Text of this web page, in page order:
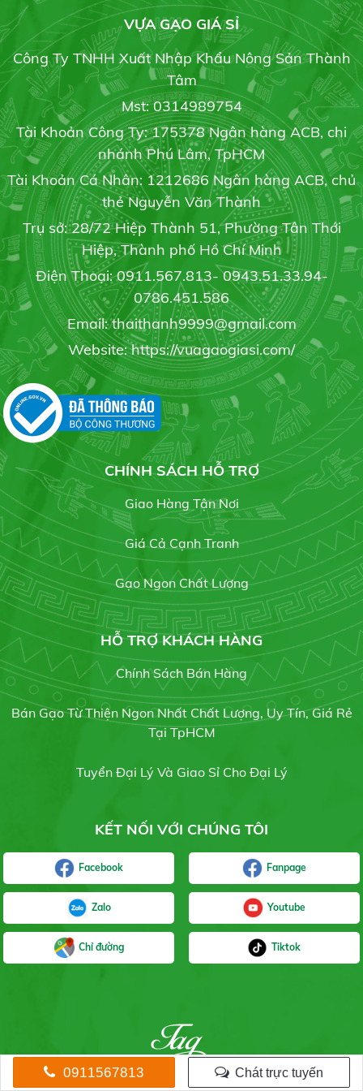
Gạo RI504
Liên hệ
Gạo bụi sữa
Liên hệ
Gạo hột Bụi Đỏ
Liên hệ
Gạo Lài Sữa
Liên hệ
Gạo Tài Nguyên Chợ Đào
Liên hệ
Tấm Tài Nguyên
Liên hệ
Liên hệ
BẢNG GIÁ GẠO HÔM NAY
21/07/2021
Gạo chuyên dùng cơm chiên
19/07/2021
Gạo sạch
17/07/2021
VỰA GẠO GIÁ SỈ
Công Ty TNHH Xuất Nhập Khẩu Nông Sản Thành
Tâm
Mst: 0314989754
Tài Khoản Công Ty: 175378 Ngân hàng ACB, chi
nhánh Phú Lâm, TpHCM
Tài Khoản Cá Nhân: 1212686 Ngân hàng ACB, chủ
thẻ Nguyễn Văn Thành
Trụ sở: 28/72 Hiệp Thành 51, Phường Tân Thới
Hiệp, Thành phố Hồ Chí Minh
Điện Thoại: 0911.567.813- 0943.51.33.94-
0786.451.586
Email: thaithanh9999@gmail.com
Website: https://vuagaogiasi.com/
CHÍNH SÁCH HỖ TRỢ
Giao Hàng Tận Nơi
Giá Cả Cạnh Tranh
Gạo Ngon Chất Lượng
HỖ TRỢ KHÁCH HÀNG
Chính Sách Bán Hàng
Bán Gạo Từ Thiện Ngon Nhất Chất Lượng, Uy Tín, Giá Rẻ
Tại TpHCM
Tuyển Đại Lý Và Giao Sỉ Cho Đại Lý
KẾT NỐI VỚI CHÚNG TÔI
Facebook Fanpage
Zalo Youtube
Chỉ đường Tiktok
Nếp Dẽo Thơm Nếp Dẽo Gạo Dẽo Gạo Nở Mềm
0911567813 Chát trực tuyến